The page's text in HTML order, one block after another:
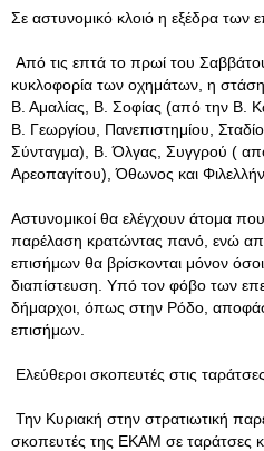
Σε αστυνομικό κλοιό η εξέδρα των
Από τις επτά το πρωί του
κυκλοφορία των οχημάτων, η
Β. Αμαλίας, Β. Σοφίας (από την Β.
Β. Γεωργίου, Πανεπιστημίου,
Σύνταγμα), Β. Όλγας, Συγγρού (
Αρεοπαγίτου), Όθωνος και
Αστυνομικοί θα ελέγχουν άτομα
παρέλαση κρατώντας πανό, ενώ
επισήμων θα βρίσκονται μόνον
διαπίστευση. Υπό τον φόβο των
δήμαρχοι, όπως στην Ρόδο,
επισήμων.
Ελεύθεροι σκοπευτές στις
Την Κυριακή στην στρατιωτική
σκοπευτές της ΕΚΑΜ σε ταράτσες